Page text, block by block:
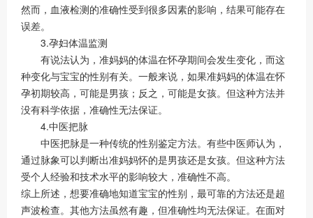
然而，血液检测的准确性受到很多因素的影响，结果可能存在
误差。
3.孕妇体温监测
有说法认为，准妈妈的体温在怀孕期间会发生变化，而这
种变化与宝宝的性别有关。一般来说，如果准妈妈的体温在怀
孕初期较高，可能是男孩；反之，可能是女孩。但这种方法并
没有科学依据，准确性无法保证。
4.中医把脉
中医把脉是一种传统的性别鉴定方法。有些中医师认为，
通过脉象可以判断出准妈妈怀的是男孩还是女孩。但这种方法
受个人经验和技术水平的影响较大，准确性不高。
综上所述，想要准确地知道宝宝的性别，最可靠的方法还是超
声波检查。其他方法虽然有趣，但准确性均无法保证。在面对